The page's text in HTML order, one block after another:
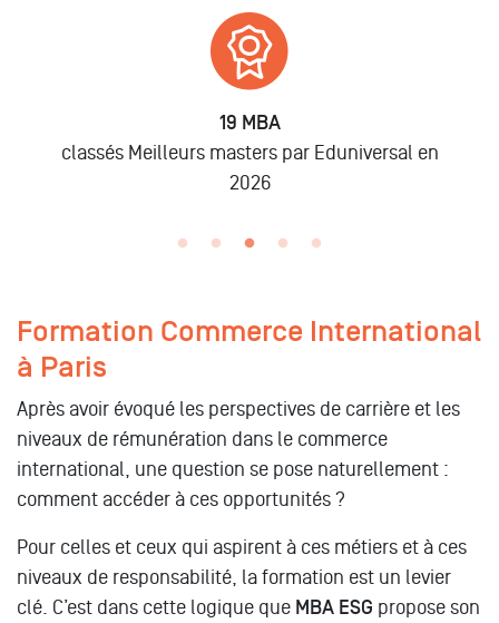
6 875
lors des promo 2019 à 2025
Formation Commerce International
à Paris
Après avoir évoqué les perspectives de carrière et les
niveaux de rémunération dans le commerce
international, une question se pose naturellement :
comment accéder à ces opportunités ?
Pour celles et ceux qui aspirent à ces métiers et à ces
niveaux de responsabilité, la formation est un levier
clé. C’est dans cette logique que MBA ESG propose son